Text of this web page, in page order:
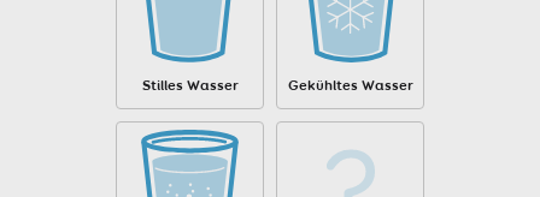
Stilles Wasser Gekühltes Wasser